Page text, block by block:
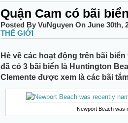
Quận Cam có bãi
Posted By VuNguyen On June 30th,
THẾ GIỚI
Hè về các hoạt động trên bãi
đã có 3 bãi biển là Huntington
Clemente được xem là các bãi
Newport Beach was